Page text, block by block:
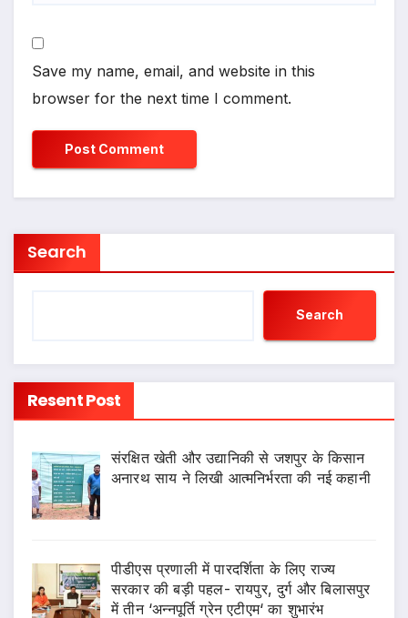
Save my name, email, and website in this
browser for the next time I comment.
Search
Search
Resent Post
संरक्षित खेती और उद्यानिकी से जशपुर के किसान
अनारथ साय ने लिखी आत्मनिर्भरता की नई कहानी
पीडीएस प्रणाली में पारदर्शिता के लिए राज्य
सरकार की बड़ी पहल- रायपुर, दुर्ग और बिलासपुर
में तीन ‘अन्नपूर्ति ग्रेन एटीएम‘ का शुभारंभ